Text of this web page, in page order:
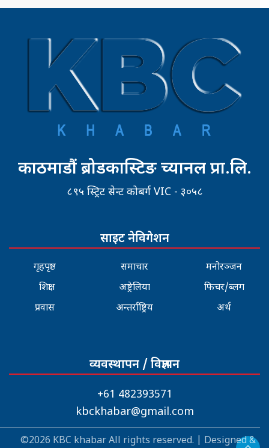
काठमाडौं ब्रोडकास्टिङ च्यानल प्रा.लि.
८९५ स्ट्रिट सेन्ट कोबर्ग VIC - ३०५८
साइट नेविगेशन
गृहपृष्ठ
शिक्षा
प्रवास
समाचार
अष्ट्रेलिया
अन्तर्राष्ट्रिय
मनोरञ्जन
फिचर/ब्लग
अर्थ
व्यवस्थापन / विज्ञापन
+61 482393571
kbckhabar@gmail.com
©2026 KBC khabar All rights reserved. | Designed &